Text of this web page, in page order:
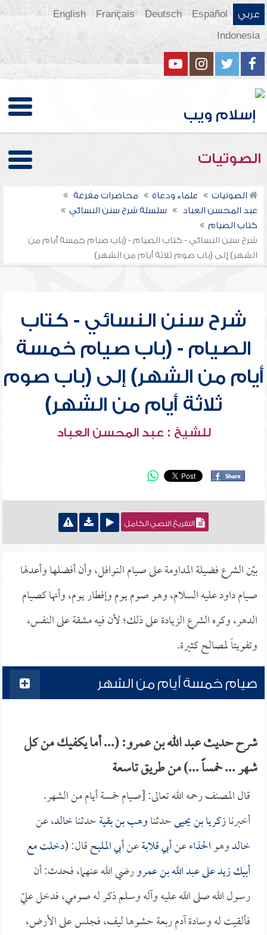
عربي Español
Deutsch
Français
English
Indonesia
الصوتيات
الصوتيات علماء ودعاة
محاضرات مفرغة
عبد المحسن العباد
سلسلة شرح سنن النسائي
كتاب الصيام
شرح سنن النسائي - كتاب الصيام - (باب صيام خمسة أيام من
الشهر) إلى (باب صوم ثلاثة أيام من الشهر)
شرح سنن النسائي - كتاب
الصيام - (باب صيام خمسة
أيام من الشهر) إلى (باب صوم
ثلاثة أيام من الشهر)
للشيخ : عبد المحسن العباد
التفريغ النصي الكامل
بيّن الشرع فضيلة المداومة على صيام النوافل، وأن أفضلها وأعدلها
صيام داود عليه السلام، وهو صوم يوم وإفطار يوم، وأنها كصيام
الدهر، وكره الشرع الزيادة على ذلك؛ لأن فيه مشقة على النفس،
وتفويتاً لمصالح كثيرة.
صيام خمسة أيام من الشهر
شرح حديث عبد الله بن عمرو: (... أما يكفيك من كل
شهر ... خمساً ...) من طريق تاسعة
قال المصنف رحمه الله تعالى: [صيام خمسة أيام من الشهر.
أخبرنازكريا بن يحيىحدثناوهب بن بقيةحدثناخالد، عن
خالدوهوالحذاءعنأبي قلابةعنأبي المليحقال: (دخلت مع
أبيكزيدعلىعبد الله بن عمرورضي الله عنهما، فحدث: أن
رسول الله صلى الله عليه وآله وسلم ذكر له صومي، فدخل عليّ
فألقيت له وسادة آدم ربعة حشوها ليف، فجلس على الأرض،